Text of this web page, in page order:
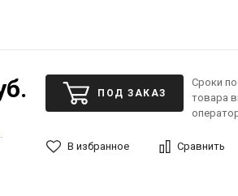
ПОД ЗАКАЗ
Сроки
товара
В избранное Сравнить